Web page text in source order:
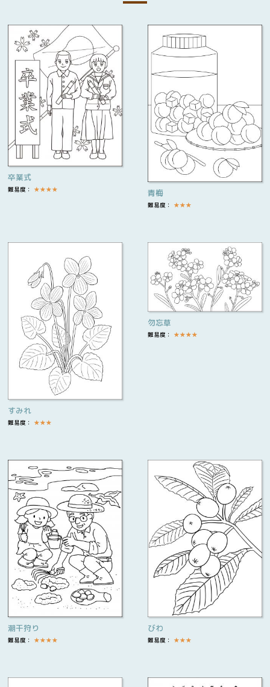
卒業式
難易度： ★★★★ 青梅
難易度： ★★★
すみれ
難易度： ★★★
勿忘草
難易度： ★★★★
潮干狩り
難易度： ★★★★
びわ
難易度： ★★★